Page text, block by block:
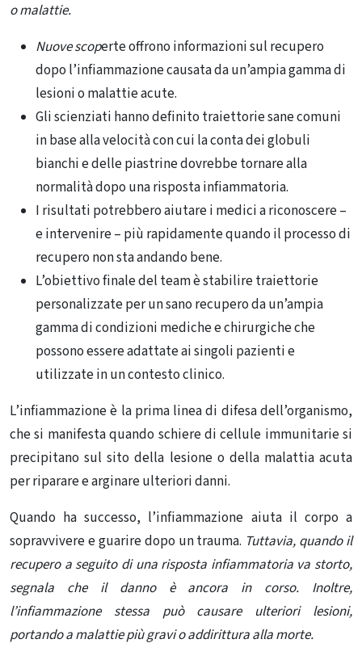
o malattie.
Nuove scoperte offrono informazioni sul recupero
dopo l’infiammazione causata da un’ampia gamma di
lesioni o malattie acute.
Gli scienziati hanno definito traiettorie sane comuni
in base alla velocità con cui la conta dei globuli
bianchi e delle piastrine dovrebbe tornare alla
normalità dopo una risposta infiammatoria.
I risultati potrebbero aiutare i medici a riconoscere –
e intervenire – più rapidamente quando il processo di
recupero non sta andando bene.
L’obiettivo finale del team è stabilire traiettorie
personalizzate per un sano recupero da un’ampia
gamma di condizioni mediche e chirurgiche che
possono essere adattate ai singoli pazienti e
utilizzate in un contesto clinico.
L’infiammazione è la prima linea di difesa dell’organismo,
che si manifesta quando schiere di cellule immunitarie si
precipitano sul sito della lesione o della malattia acuta
per riparare e arginare ulteriori danni.
Quando ha successo, l’infiammazione aiuta il corpo a
sopravvivere e guarire dopo un trauma. Tuttavia, quando il
recupero a seguito di una risposta infiammatoria va storto,
segnala che il danno è ancora in corso. Inoltre,
l’infiammazione stessa può causare ulteriori lesioni,
portando a malattie più gravi o addirittura alla morte.